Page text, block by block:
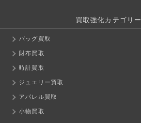
買取強化カテゴリー
バッグ買取
財布買取
時計買取
ジュエリー買取
アパレル買取
小物買取